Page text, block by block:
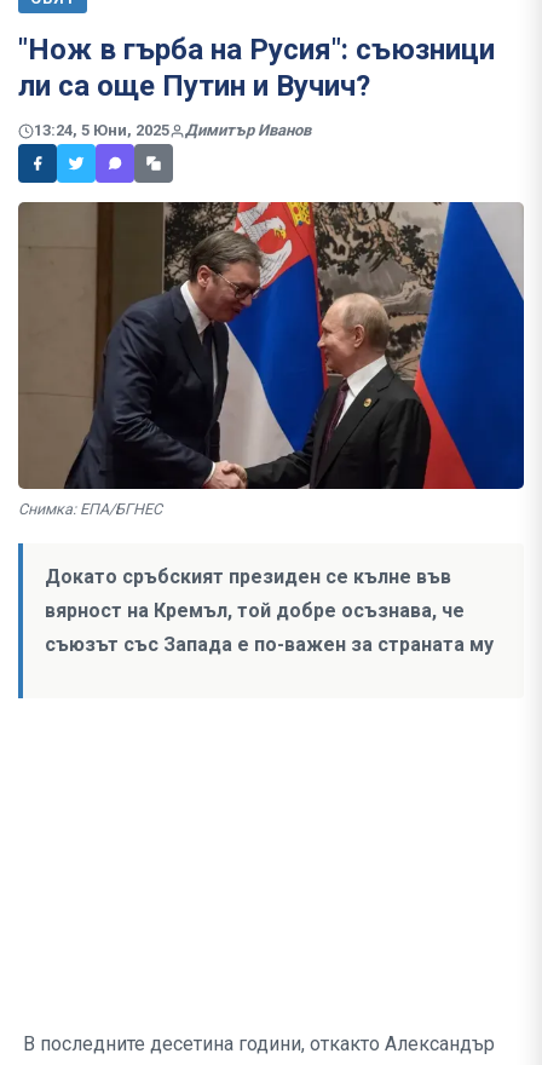
"Нож в гърба на Русия": съюзници
ли са още Путин и Вучич?
13:24, 5 Юни, 2025 Димитър Иванов
Снимка: ЕПА/БГНЕС
Докато сръбският президен се кълне във
вярност на Кремъл, той добре осъзнава, че
съюзът със Запада е по-важен за страната му
В последните десетина години, откакто Александър